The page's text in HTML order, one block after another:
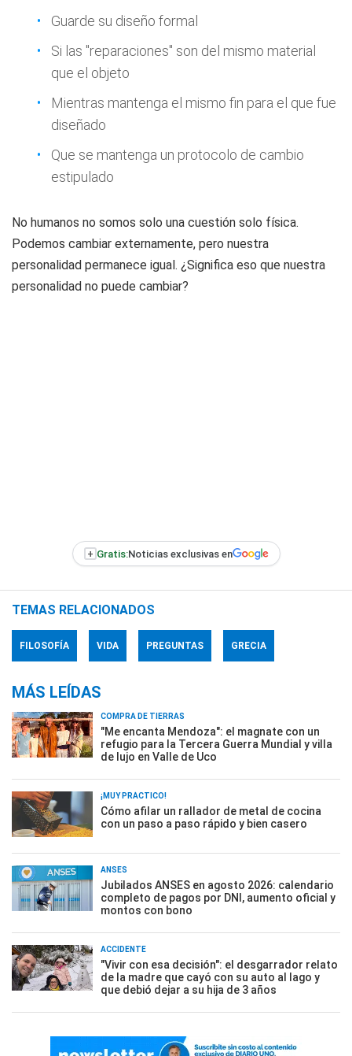
Guarde su diseño formal
Si las "reparaciones" son del mismo material
que el objeto
Mientras mantenga el mismo fin para el que fue
diseñado
Que se mantenga un protocolo de cambio
estipulado
No humanos no somos solo una cuestión solo física.
Podemos cambiar externamente, pero nuestra
personalidad permanece igual. ¿Significa eso que nuestra
personalidad no puede cambiar?
+ Gratis:Noticias exclusivas en
TEMAS RELACIONADOS
FILOSOFÍA VIDA PREGUNTAS GRECIA
MÁS LEÍDAS
COMPRA DE TIERRAS
"Me encanta Mendoza": el magnate con un
refugio para la Tercera Guerra Mundial y villa
de lujo en Valle de Uco
¡MUY PRÁCTICO!
Cómo afilar un rallador de metal de cocina
con un paso a paso rápido y bien casero
ANSES
Jubilados ANSES en agosto 2026: calendario
completo de pagos por DNI, aumento oficial y
montos con bono
ACCIDENTE
"Vivir con esa decisión": el desgarrador relato
de la madre que cayó con su auto al lago y
que debió dejar a su hija de 3 años